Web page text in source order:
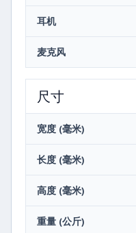
耳机
麦克风
尺寸
宽度 (毫米)
长度 (毫米)
高度 (毫米)
重量 (公斤)